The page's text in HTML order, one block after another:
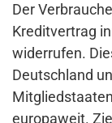
Der
Kreditvertrag
widerrufen.
Deutschland
europaweit.